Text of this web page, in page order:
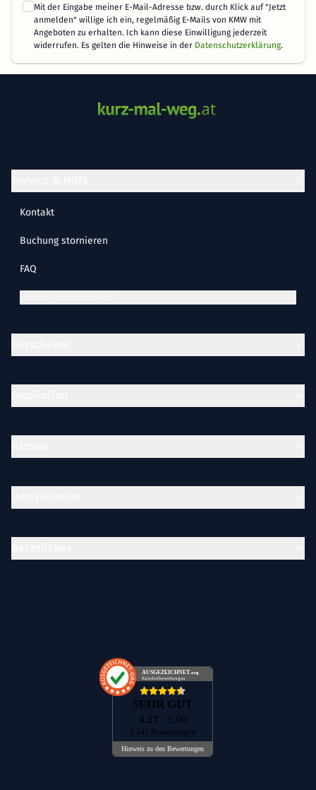
Mit der Eingabe meiner E-Mail-Adresse bzw. durch Klick auf "Jetzt
anmelden" willige ich ein, regelmäßig E-Mails von KMW mit
Angeboten zu erhalten. Ich kann diese Einwilligung jederzeit
widerrufen. Es gelten die Hinweise in der Datenschutzerklärung.
AUSGEZEICHNET.org
Kundenbewertungen
SEHR GUT
4.57 / 5.00
5.341 Bewertungen
Hinweis zu den Bewertungen
Kontakt
Buchung stornieren
FAQ